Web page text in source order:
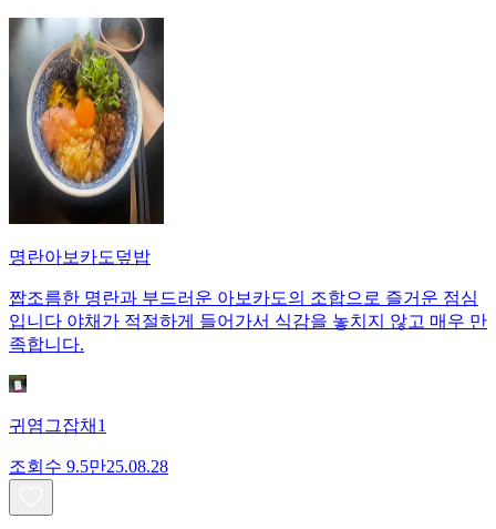
명란아보카도덮밥
짭조름한 명란과 부드러운 아보카도의 조합으로 즐거운 점심
입니다 야채가 적절하게 들어가서 식감을 놓치지 않고 매우 만
족합니다.
귀염그잡채1
조회수 9.5만25.08.28